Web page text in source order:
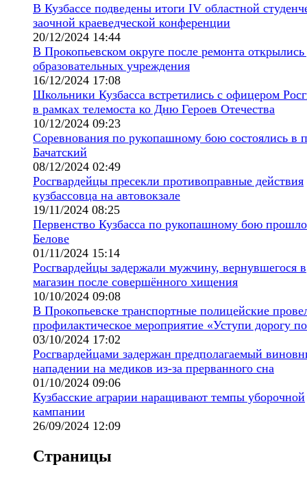
В Кузбассе подведены итоги IV областной
заочной краеведческой конференции
20/12/2024 14:44
В Прокопьевском округе после ремонта открылись
образовательных учреждения
16/12/2024 17:08
Школьники Кузбасса встретились с офицером
в рамках телемоста ко Дню Героев Отечества
10/12/2024 09:23
Соревнования по рукопашному бою состоялись в
Бачатский
08/12/2024 02:49
Росгвардейцы пресекли противоправные действия
кузбассовца на автовокзале
19/11/2024 08:25
Первенство Кузбасса по рукопашному бою
Белове
01/11/2024 15:14
Росгвардейцы задержали мужчину, вернувшегося в
магазин после совершённого хищения
10/10/2024 09:08
В Прокопьевске транспортные полицейские
профилактическое мероприятие «Уступи дорогу
03/10/2024 17:02
Росгвардейцами задержан предполагаемый
нападении на медиков из-за прерванного сна
01/10/2024 09:06
Кузбасские аграрии наращивают темпы уборочной
кампании
26/09/2024 12:09
Страницы